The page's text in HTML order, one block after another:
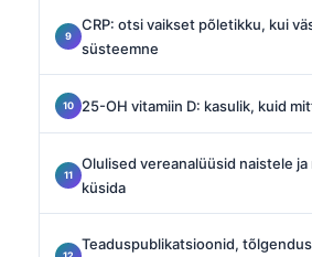
CRP: otsi vaikset põletikku, kui
süsteemne
25-OH vitamiin D: kasulik, kuid
Olulised vereanalüüsid naistele
küsida
Teaduspublikatsioonid,